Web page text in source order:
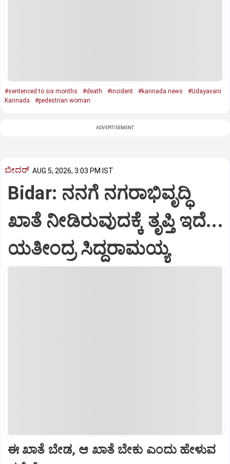
#sentenced to six months #death #incident #kannada news
#Udayavani
Kannada
#pedestrian woman
ADVERTISEMENT
ಬೀದರ್ AUG 5, 2026, 3:03 PM IST
Bidar: ನನಗೆ ನಗರಾಭಿವೃದ್ಧಿ
ಖಾತೆ ನೀಡಿರುವುದಕ್ಕೆ ತೃಪ್ತಿ ಇದೆ...
ಯತೀಂದ್ರ ಸಿದ್ದರಾಮಯ್ಯ
ಈ ಖಾತೆ ಬೇಡ, ಆ ಖಾತೆ ಬೇಕು ಎಂದು ಹೇಳುವ